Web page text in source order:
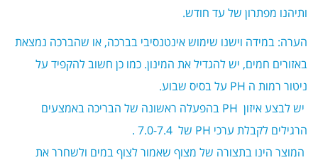
ותיהנו מפתרון של עד חודש.
הערה: במידה וישנו שימוש אינטנסיבי בברכה, או שהברכה נמצאת
באזורים חמים, יש להגדיל את המינון. כמו כן חשוב להקפיד על
ניטור רמות ה PH על בסיס שבוע.
יש לבצע איזון PH בהפעלה ראשונה של הבריכה באמצעים
הרגילים לקבלת ערכי PH של 7.0-7.4 .
המוצר הינו בתצורה של מצוף שאמור לצוף במים ולשחרר את